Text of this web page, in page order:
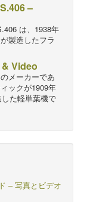
–
は、1938年
製造したフラ
Video
メーカーであ
ックが1909年
た軽単葉機で
– 写真とビデオ